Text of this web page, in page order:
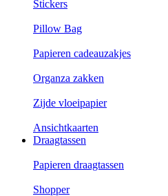
Stickers
Pillow Bag
Papieren cadeauzakjes
Organza zakken
Zijde vloeipapier
Ansichtkaarten
Draagtassen
Papieren draagtassen
Shopper